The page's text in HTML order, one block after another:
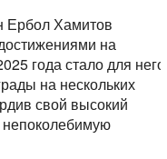
Ербол Хамитов
на
года стало для него
на нескольких
свой высокий
непоколебимую